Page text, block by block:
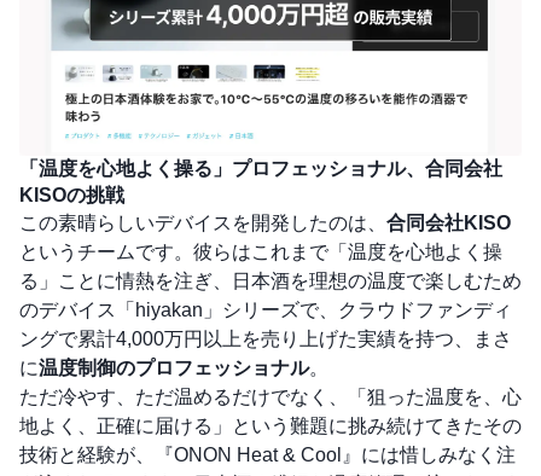
「温度を心地よく操る」プロフェッショナル、合同会社
KISOの挑戦
この素晴らしいデバイスを開発したのは、 合同会社KISO
というチームです。彼らはこれまで「温度を心地よく操
る」ことに情熱を注ぎ、日本酒を理想の温度で楽しむため
のデバイス「hiyakan」シリーズで、クラウドファンディ
ングで累計4,000万円以上を売り上げた実績を持つ、まさ
に温度制御のプロフェッショナル。
ただ冷やす、ただ温めるだけでなく、「狙った温度を、心
地よく、正確に届ける」という難題に挑み続けてきたその
技術と経験が、『ONON Heat & Cool』には惜しみなく注